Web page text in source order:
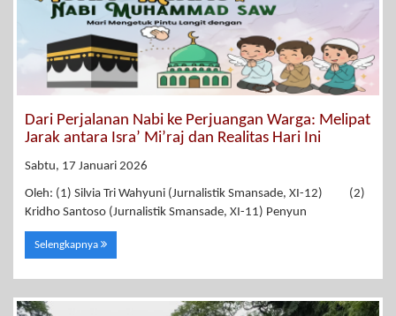
Dari Perjalanan Nabi ke Perjuangan Warga: Melipat
Jarak antara Isra’ Mi’raj dan Realitas Hari Ini
Sabtu, 17 Januari 2026
Oleh: (1) Silvia Tri Wahyuni (Jurnalistik Smansade, XI-12) (2)
Kridho Santoso (Jurnalistik Smansade, XI-11) Penyun
Selengkapnya